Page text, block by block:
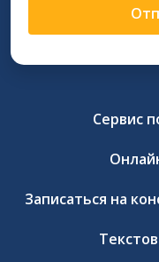
Сервис
Записаться на